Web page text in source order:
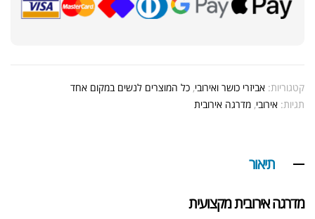
קטגוריות: אביזרי כושר ואירובי, כל המוצרים לנשים במקום אחד
תגיות: אירובי, מדרגה אירובית
תיאור
מדרגה אירובית מקצועית